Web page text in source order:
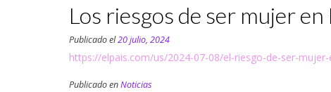
Los riesgos de ser mujer
Publicado el20 julio, 2024
https://elpais.com/us/2024-07-08/el-riesgo-de-ser-
Publicado enNoticias